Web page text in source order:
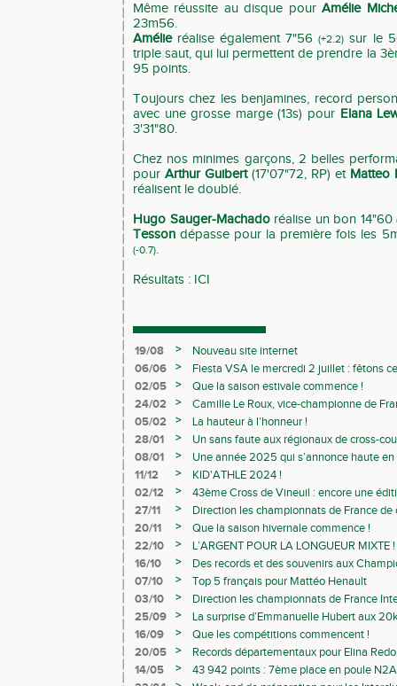
Même réussite au disque pourAmélie
23m56.
Amélie réalise également 7"56(+2.2) sur le
triple saut, qui lui permettent de prendre la
95 points.
Toujours chez les benjamines, record
avec une grosse marge (13s) pour Elana
3'31"80.
Chez nos minimes garçons, 2 belles
pour Arthur Guibert(17'07"72, RP) et Matteo
réalisent le doublé.
Hugo Sauger-Machadoréalise un bon 14"60
Tesson dépasse pour la première fois les
(-0.7).
Résultats : ICI
19/08 >
Nouveau site internet
06/06
>
Fiesta VSA le mercredi 2 juillet : fêtons
02/05
>
Que la saison estivale commence !
24/02
>
Camille Le Roux, vice-championne de
05/02
>
La hauteur à l’honneur !
28/01
>
Un sans faute aux régionaux de cross-
08/01
>
Une année 2025 qui s’annonce haute
11/12
>
KID'ATHLE 2024 !
02/12
>
43ème Cross de Vineuil : encore une
27/11
>
Direction les championnats de France de
20/11
>
Que la saison hivernale commence !
22/10
>
L’ARGENT POUR LA LONGUEUR MIXTE !
16/10
>
Des records et des souvenirs aux
Avenirs
07/10 >
Top 5 français pour Mattéo Henault
03/10
>
Direction les championnats de France
25/09
>
La surprise d’Emmanuelle Hubert aux
16/09
>
Que les compétitions commencent !
20/05
>
Records départementaux pour Elina
14/05
>
43 942 points : 7ème place en poule